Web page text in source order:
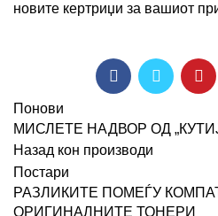
новите кертриџи за вашиот
Понови
МИСЛЕТЕ НАДВОР ОД
Назад кон производи
Постари
РАЗЛИКИТЕ ПОМЕЃУ
ОРИГИНАЛНИТЕ ТОНЕРИ